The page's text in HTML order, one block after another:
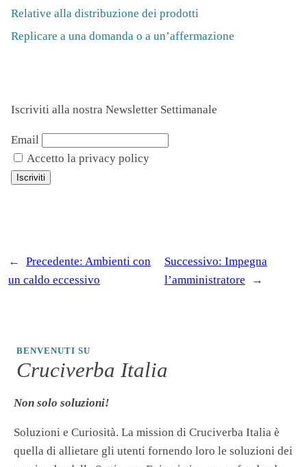
Relative alla distribuzione dei prodotti
Replicare a una domanda o a un’affermazione
Iscriviti alla nostra Newsletter Settimanale
Email
Accetto la privacy policy
← Precedente: Ambienti con
un caldo eccessivo
Successivo: Impegna
l’amministratore
→
BENVENUTI SU
Cruciverba Italia
Non solo soluzioni!
Soluzioni e Curiosità. La mission di Cruciverba Italia è
quella di allietare gli utenti fornendo loro le soluzioni dei